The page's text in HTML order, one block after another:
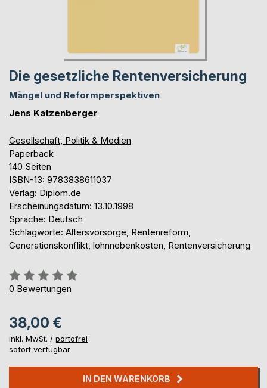
Die gesetzliche Rentenversicherung
Mängel und Reformperspektiven
Jens Katzenberger
Gesellschaft, Politik & Medien
Paperback
140 Seiten
ISBN-13: 9783838611037
Verlag: Diplom.de
Erscheinungsdatum: 13.10.1998
Sprache: Deutsch
Schlagworte: Altersvorsorge, Rentenreform,
Generationskonflikt, lohnnebenkosten, Rentenversicherung
Bewertung::
0%
0 Bewertungen
38,00 €
inkl. MwSt. / portofrei
sofort verfügbar
IN DEN WARENKORB